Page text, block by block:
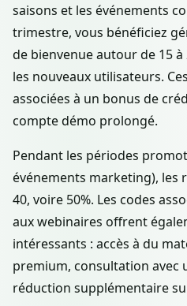
saisons et les événements
trimestre, vous bénéficiez
de bienvenue autour de 15
les nouveaux utilisateurs.
associées à un bonus de
compte démo prolongé.
Pendant les périodes
événements marketing), les
40, voire 50%. Les codes
aux webinaires offrent
intéressants : accès à du
premium, consultation avec
réduction supplémentaire